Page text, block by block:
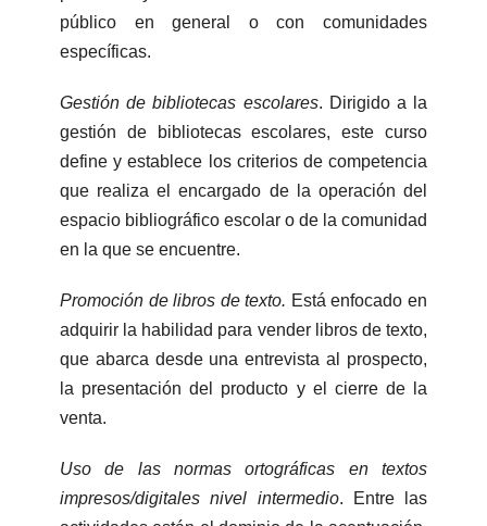
público en general o con comunidades
específicas.
Gestión de bibliotecas escolares. Dirigido a la
gestión de bibliotecas escolares, este curso
define y establece los criterios de competencia
que realiza el encargado de la operación del
espacio bibliográfico escolar o de la comunidad
en la que se encuentre.
Promoción de libros de texto. Está enfocado en
adquirir la habilidad para vender libros de texto,
que abarca desde una entrevista al prospecto,
la presentación del producto y el cierre de la
venta.
Uso de las normas ortográficas en textos
impresos/digitales nivel intermedio. Entre las